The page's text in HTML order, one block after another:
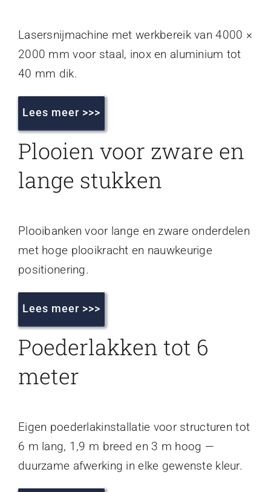
Lasersnijmachine met werkbereik van 4000 ×
2000 mm voor staal, inox en aluminium tot
40 mm dik.
Lees meer >>>
Plooien voor zware en
lange stukken
Plooibanken voor lange en zware onderdelen
met hoge plooikracht en nauwkeurige
positionering.
Lees meer >>>
Poederlakken tot 6
meter
Eigen poederlakinstallatie voor structuren tot
6 m lang, 1,9 m breed en 3 m hoog —
duurzame afwerking in elke gewenste kleur.